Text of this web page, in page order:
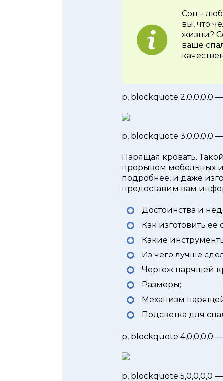
Сон –
вы, что
жизни?
ваше
p, blockquote 2,0,0,0,0
p, blockquote 3,0,0,0,0
Парящая кровать.
прорывом мебельных
подробнее, и даже
предоставим вам
Достоинства и
Как изготовить ее
Какие
Из чего лучше
Чертеж парящей
Размеры;
Механизм
Подсветка для
p, blockquote 4,0,0,0,0
p, blockquote 5,0,0,0,0